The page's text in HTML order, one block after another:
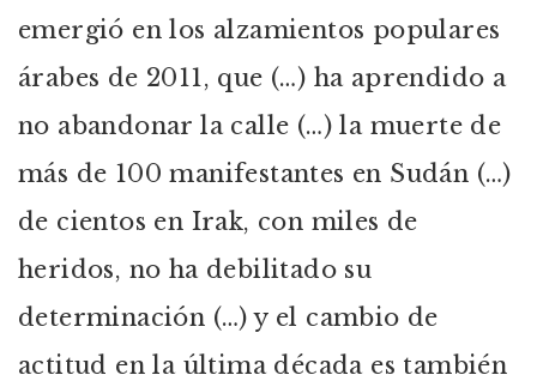
emergió en los alzamientos populares
árabes de 2011, que (…) ha aprendido a
no abandonar la calle (…) la muerte de
más de 100 manifestantes en Sudán (…)
de cientos en Irak, con miles de
heridos, no ha debilitado su
determinación (…) y el cambio de
actitud en la última década es también